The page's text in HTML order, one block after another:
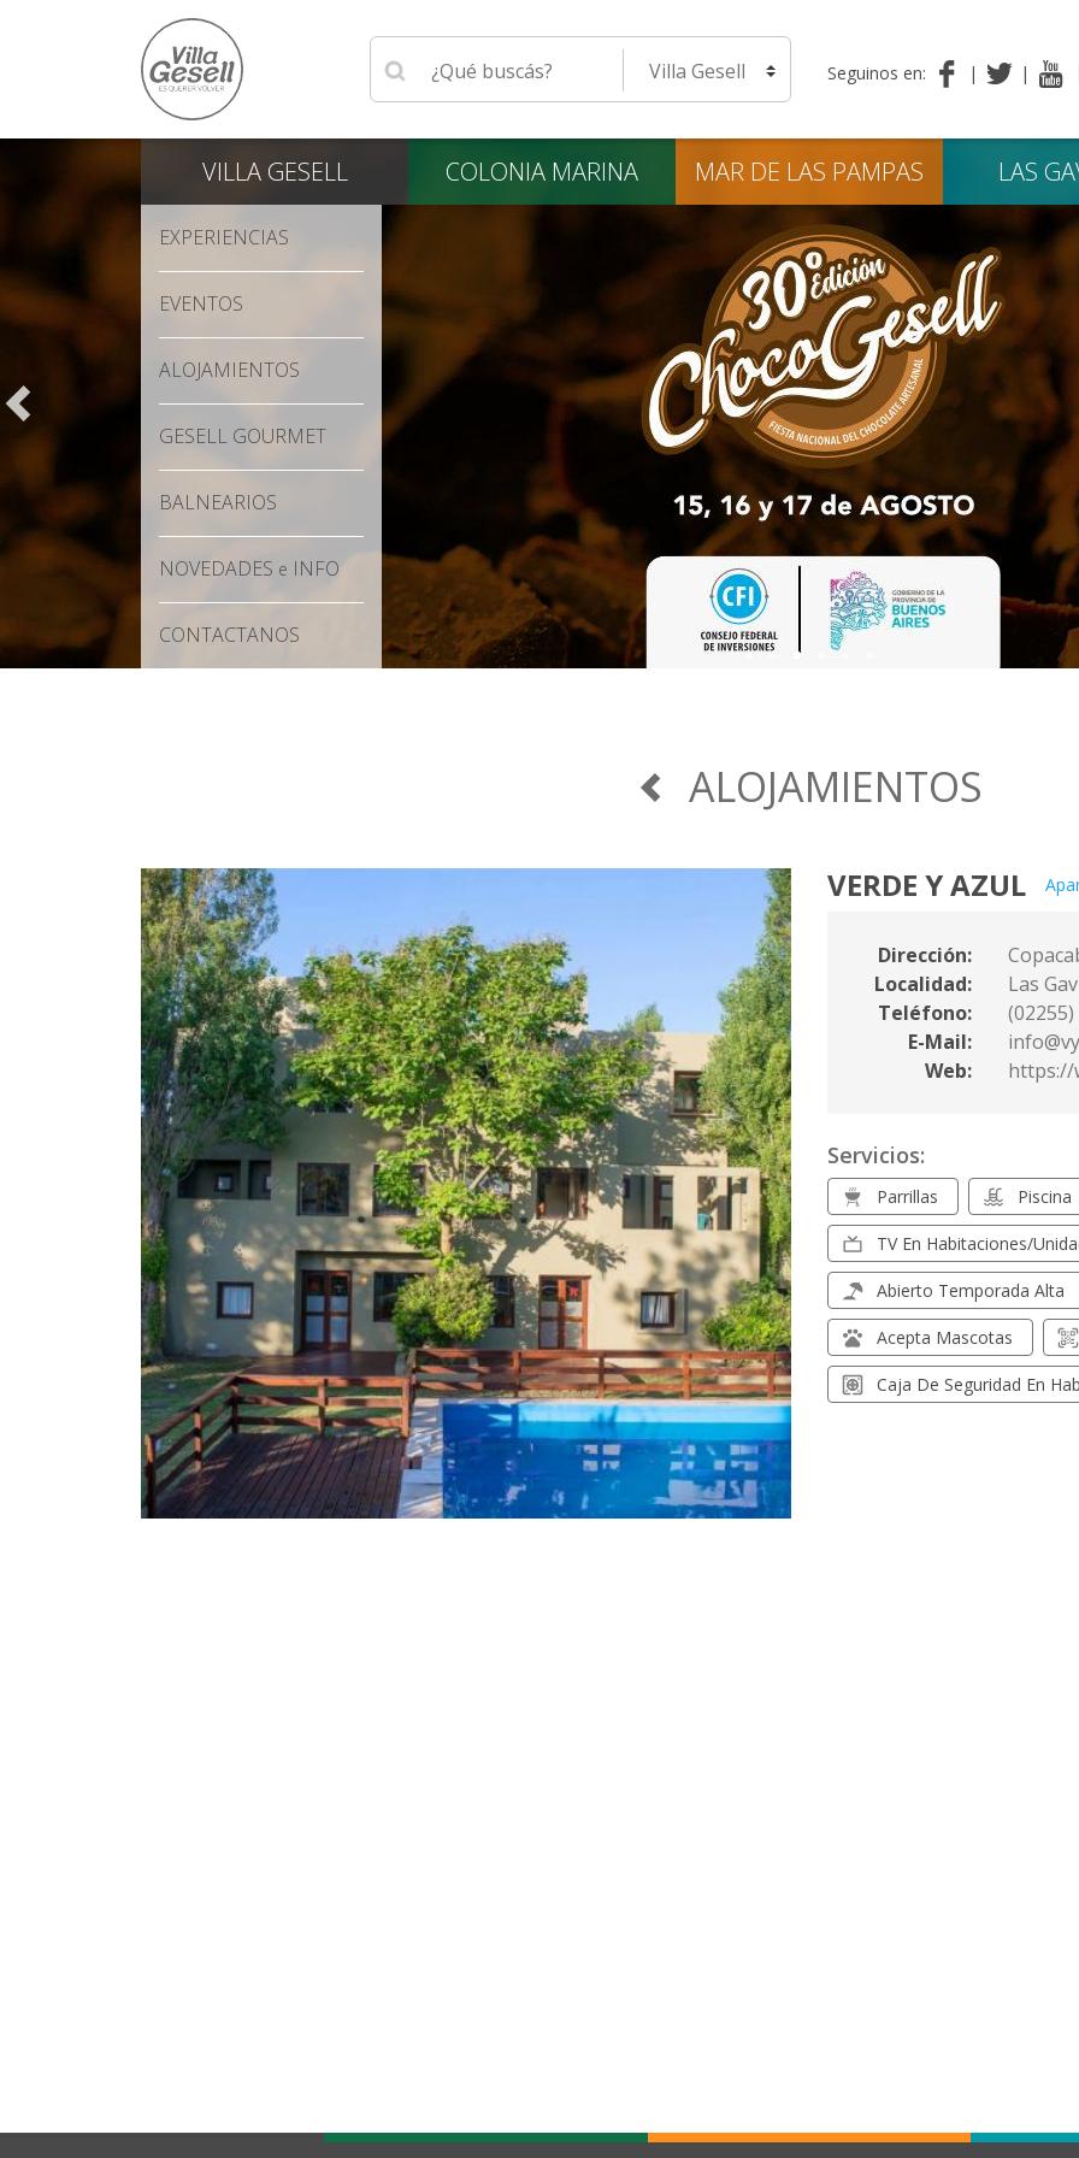
Seleccione una localidad
Seguinos en:
¡VUELVEN
45°
VILLAGESELL COLONIA MARINA MAR DE LAS PAMPAS LAS
EXPERIENCIAS
EVENTOS
ALOJAMIENTOS
GESELL GOURMET
BALNEARIOS
NOVEDADES e INFO
CONTACTANOS
ALOJAMIENTOS
VERDE Y AZUL
Dirección:
Localidad:
Las
Teléfono:
E-Mail:
Web:
https://
Servicios:
Parrillas Piscina
TV En Habitaciones/
Abierto Temporada Alta
Acepta Mascotas
Caja De Seguridad En